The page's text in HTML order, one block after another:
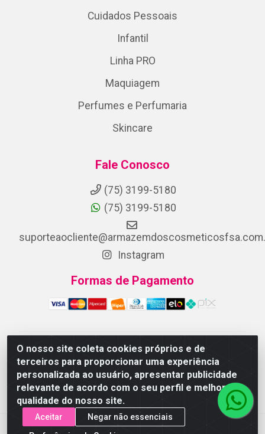
O nosso site coleta cookies próprios e de
terceiros para proporcionar uma experiência
personalizada ao usuário, apresentar publicidade
relevante de acordo com o seu perfil e melhorar a
qualidade do nosso site.
Aceitar
Negar não essenciais
Cuidados Pessoais
Infantil
Linha PRO
Maquiagem
Perfumes e Perfumaria
Skincare
Fale Conosco
(75) 3199-5180
(75) 3199-5180
Instagram
Formas de Pagamento
ARMAZEM DOS COSMETICOS DISTRIBUIDORA LTDA -
Av.Transnordestina, 2222 - Parque Ipê, Feira de
Santana/BA - CEP 44.054-008 - CNPJ 07.246.802/0001-
25